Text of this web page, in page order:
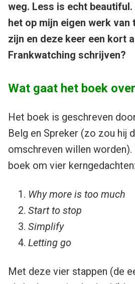
weg. Less is echt
het op mijn eigen werk van
zijn en deze keer een kort
Frankwatching schrijven?
Wat gaat het boek
Het boek is geschreven
Belg en Spreker (zo zou hij
omschreven willen
boek om vier kerngedachten:
Why more is too much
Start to stop
Simplify
Letting go
Met deze vier stappen (de